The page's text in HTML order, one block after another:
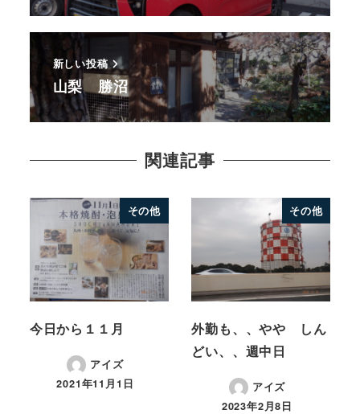
新しい投稿
山梨 勝沼
関連記事
その他
今日から１１月
アイズ
2021年11月1日
その他
外勤も、、やや しん
どい、、週中日
アイズ
2023年2月8日